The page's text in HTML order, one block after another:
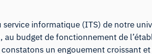
informatique (ITS) de notre
budget de fonctionnement de
un engouement croissant